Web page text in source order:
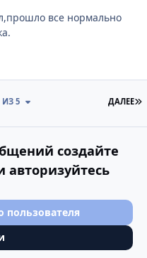
все нормально
ДАЛЕЕ
5
создайте
авторизуйтесь
пользователя